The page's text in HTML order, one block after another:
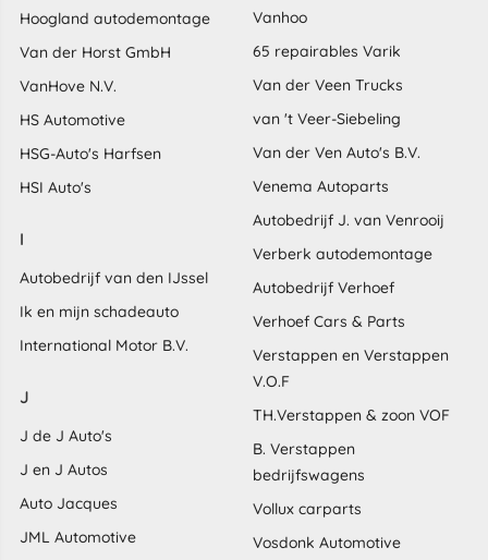
Hoogland autodemontage
Van der Horst GmbH
VanHove N.V.
HS Automotive
HSG-Auto's Harfsen
HSI Auto's
I
Autobedrijf van den IJssel
Ik en mijn schadeauto
International Motor B.V.
J
J de J Auto's
J en J Autos
Auto Jacques
JML Automotive
Vanhoo
65 repairables Varik
Van der Veen Trucks
van 't Veer-Siebeling
Van der Ven Auto's B.V.
Venema Autoparts
Autobedrijf J. van Venrooij
Verberk autodemontage
Autobedrijf Verhoef
Verhoef Cars & Parts
Verstappen en Verstappen
V.O.F
TH.Verstappen & zoon VOF
B. Verstappen
bedrijfswagens
Vollux carparts
Vosdonk Automotive